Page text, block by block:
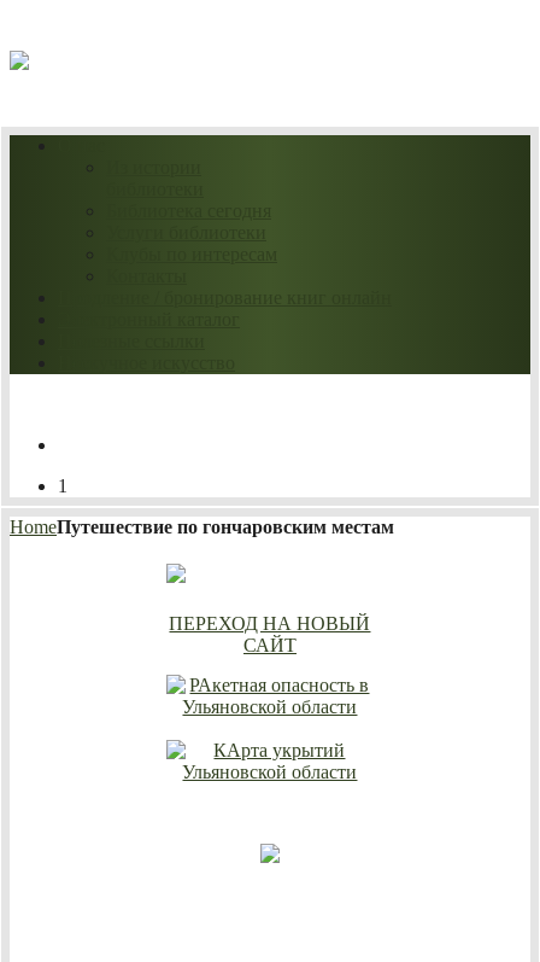
1
HomeПутешествие по гончаровским местам
ПЕРЕХОД НА НОВЫЙ
САЙТ